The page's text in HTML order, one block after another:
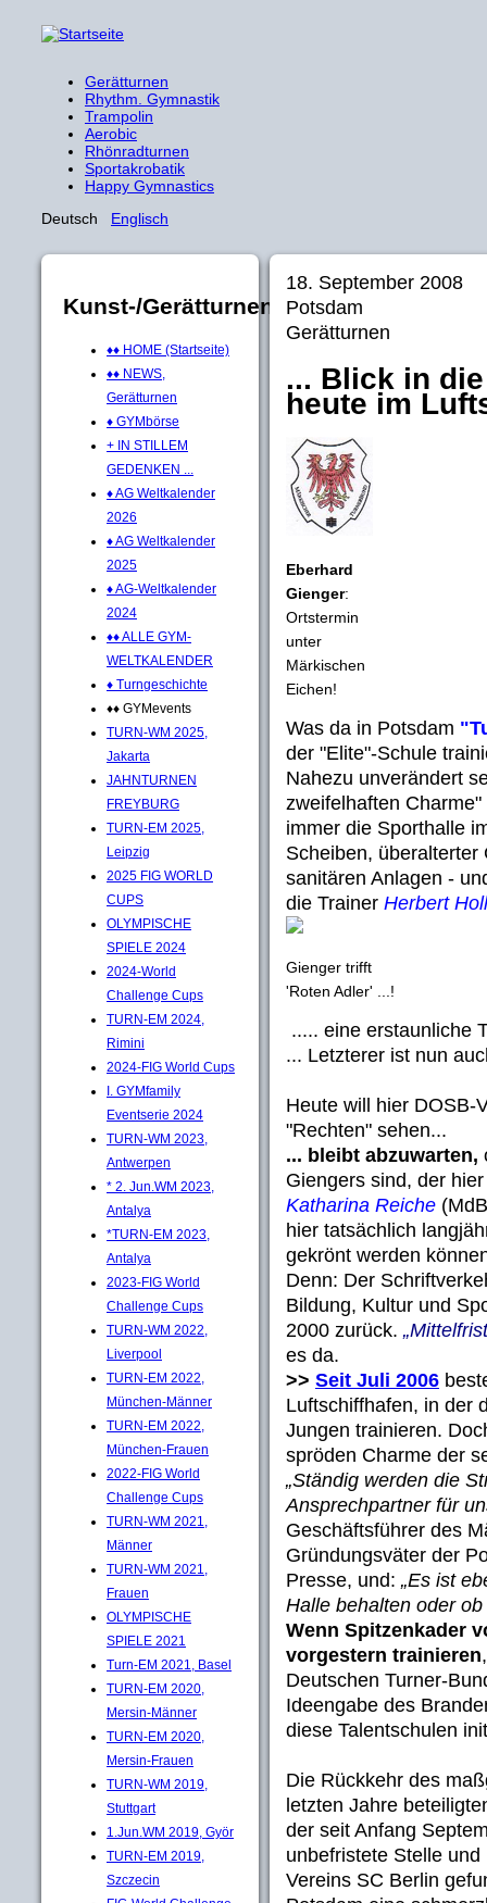
Gerätturnen
Rhythm. Gymnastik
Trampolin
Aerobic
Rhönradturnen
Sportakrobatik
Happy Gymnastics
Deutsch Englisch
Kunst-/Gerätturnen
♦♦ HOME (Startseite)
♦♦ NEWS,
Gerätturnen
♦ GYMbörse
+ IN STILLEM
GEDENKEN ...
♦ AG Weltkalender
2026
♦ AG Weltkalender
2025
♦ AG-Weltkalender
2024
♦♦ ALLE GYM-
WELTKALENDER
♦ Turngeschichte
♦♦ GYMevents
TURN-WM 2025,
Jakarta
JAHNTURNEN
FREYBURG
TURN-EM 2025,
Leipzig
2025 FIG WORLD
CUPS
OLYMPISCHE
SPIELE 2024
2024-World
Challenge Cups
TURN-EM 2024,
Rimini
2024-FIG World Cups
I. GYMfamily
Eventserie 2024
TURN-WM 2023,
Antwerpen
* 2. Jun.WM 2023,
Antalya
*TURN-EM 2023,
Antalya
2023-FIG World
Challenge Cups
TURN-WM 2022,
Liverpool
TURN-EM 2022,
München-Männer
TURN-EM 2022,
München-Frauen
2022-FIG World
Challenge Cups
TURN-WM 2021,
Männer
TURN-WM 2021,
Frauen
OLYMPISCHE
SPIELE 2021
Turn-EM 2021, Basel
TURN-EM 2020,
Mersin-Männer
TURN-EM 2020,
Mersin-Frauen
TURN-WM 2019,
Stuttgart
1.Jun.WM 2019, Györ
TURN-EM 2019,
Szczecin
18. September 2008
Potsdam
Gerätturnen
... Blick in
heute im
Eberhard
Gienger:
Ortstermin
unter
Märkischen
Eichen!
Was da in Potsdam
der "Elite"-Schule
Nahezu unverändert
zweifelhaften
immer die Sporthalle
Scheiben,
sanitären Anlagen -
die Trainer Herbert
Gienger trifft
'Roten Adler' ...!
..... eine erstaunliche
... Letzterer ist nun
Heute will hier DOSB-
"Rechten" sehen...
... bleibt abzuwarten,
Giengers sind, der
Katharina Reiche
hier tatsächlich
gekrönt werden
Denn: Der
Bildung, Kultur und
2000 zurück.
es da.
>> Seit Juli 2006
Luftschiffhafen, in der
Jungen trainieren.
spröden Charme der
„Ständig werden die
Ansprechpartner für
Geschäftsführer des
Gründungsväter der
Presse, und: „Es ist
Halle behalten oder
Wenn Spitzenkader
vorgestern trainieren
Deutschen Turner-
Ideengabe des
diese Talentschulen
Die Rückkehr des
letzten Jahre
der seit Anfang
unbefristete Stelle
Vereins SC Berlin